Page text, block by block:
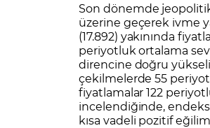
Son dönemde jeopolitik
üzerine geçerek ivme
(17.892) yakınında
periyotluk ortalama
direncine doğru
çekilmelerde 55
fiyatlamalar 122
incelendiğinde,
kısa vadeli pozitif